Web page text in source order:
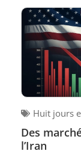
Huit jours
Des
l’Iran